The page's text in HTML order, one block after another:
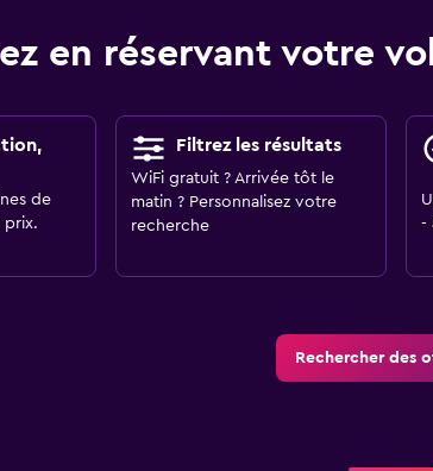
en réservant votre
de
prix.
Filtrez les résultats
WiFi gratuit ? Arrivée tôt le
matin ? Personnalisez votre
recherche
-
Rechercher des